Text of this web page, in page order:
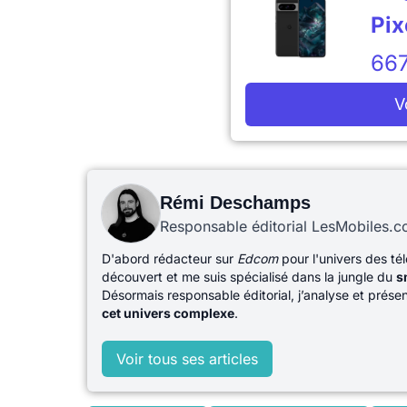
Rémi Deschamps
Responsable éditorial
D'abord rédacteur sur Edcom pour l'univers des
découvert et me suis spécialisé dans la jungle du
Désormais responsable éditorial, j’analyse et
cet univers complexe.
Voir tous ses articles